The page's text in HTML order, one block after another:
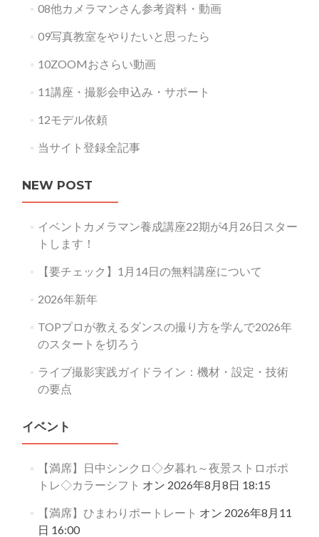
08他カメラマンさん参考資料・動画
09写真教室をやりたいと思ったら
10ZOOMおさらい動画
11講座・撮影会申込み・サポート
12モデル依頼
当サイト登録全記事
NEW POST
イベントカメラマン養成講座22期が4月26日スター
トします！
【要チェック】1月14日の無料講座について
2026年新年
TOPプロが教えるダンスの撮り方を学んで2026年
のスタートを切ろう
ライブ撮影実践ガイドライン：機材・設定・技術
の要点
イベント
【満席】日中シンクロ◇夕暮れ～夜景ストロボポ
トレ◇カラーシフト オン 2026年8月8日 18:15
【満席】ひまわりポートレート オン 2026年8月11
日 16:00